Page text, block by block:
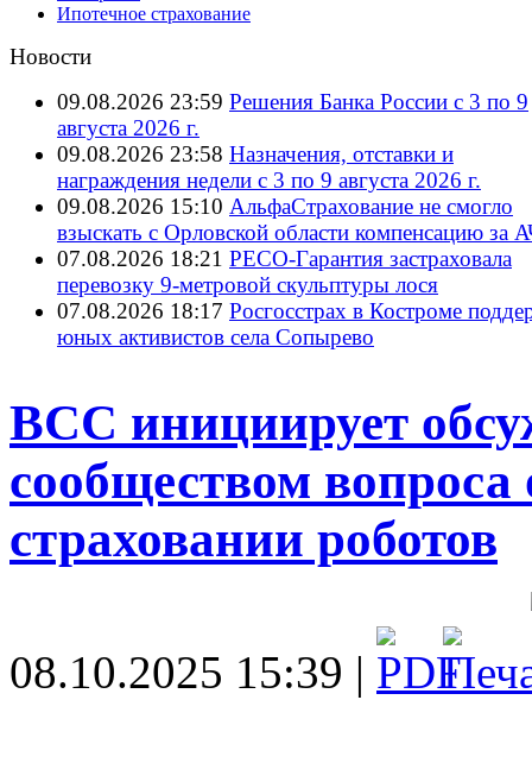
Ипотечное страхование
Новости
09.08.2026 23:59 Решения Банка России с 3 по 9
августа 2026 г.
09.08.2026 23:58 Назначения, отставки и
награждения недели с 3 по 9 августа 2026 г.
09.08.2026 15:10 АльфаСтрахование не смогло
взыскать с Орловской области компенсацию за
07.08.2026 18:21 РЕСО-Гарантия застраховала
перевозку 9-метровой скульптуры лося
07.08.2026 18:17 Росгосстрах в Костроме
юных активистов села Сопырево
ВСС инициирует
сообществом
страховании роботов
08.10.2025 15:39 |